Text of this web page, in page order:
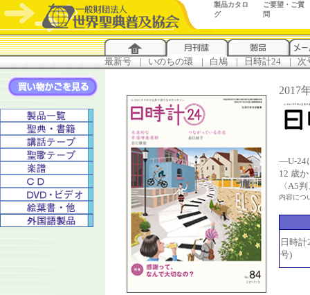
製品カタロ
グ
ご要望・ご質
問
最新号 | いのちの環 | 白鳩 | 日時計24 | 次
―U-24
12 歳
〈A5
内容に
日時
号)